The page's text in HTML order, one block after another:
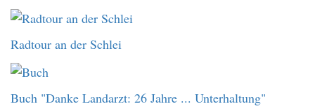
Radtour an der Schlei
Buch "Danke Landarzt: 26 Jahre ... Unterhaltung"